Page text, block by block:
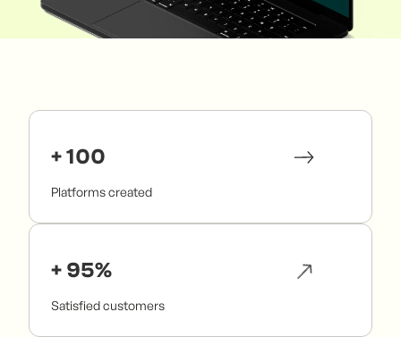
+ 100
Platforms created
+ 95%
Satisfied customers